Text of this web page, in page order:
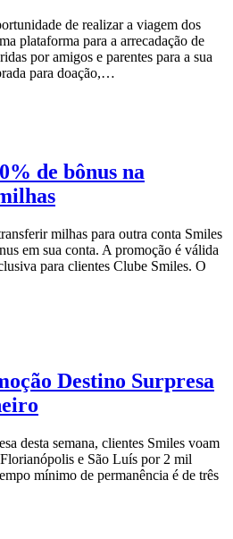
de realizar a viagem dos
plataforma para a arrecadação de
por amigos e parentes para a sua
para doação,…
de bônus na
milhas para outra conta Smiles
em sua conta. A promoção é válida
para clientes Clube Smiles. O
Destino Surpresa
desta semana, clientes Smiles voam
e São Luís por 2 mil
mínimo de permanência é de três